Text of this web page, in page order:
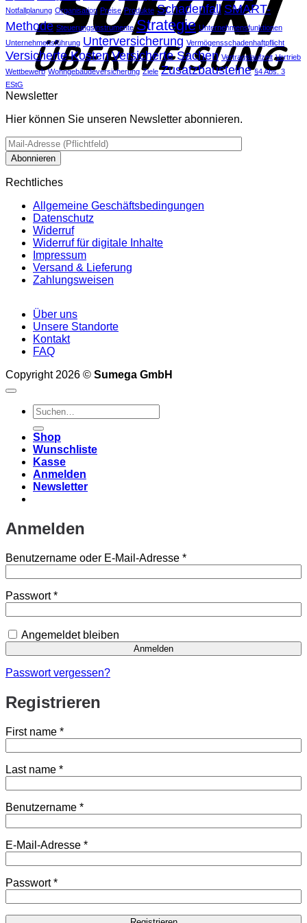
Notfallplanung Organisation Preise Produkte Schadenfall SMART-
Methode Steuerungsinstrumente Strategie Unternehmensfunktionen
Unternehmensführung Unterversicherung Vermögensschadenhaftpflicht
Versicherte Kosten Versicherte Sachen Vertragslaufzeit Vertrieb
Wettbewerb Wohngebäudeversicherung Ziele Zusatzbausteine §4 Abs. 3
EStG
Newsletter
Hier können Sie unseren Newsletter abonnieren.
Rechtliches
Allgemeine Geschäftsbedingungen
Datenschutz
Widerruf
Widerruf für digitale Inhalte
Impressum
Versand & Lieferung
Zahlungsweisen
Über uns
Unsere Standorte
Kontakt
FAQ
Copyright 2026 © Sumega GmbH
Suchen
nach:
Shop
Wunschliste
Kasse
Anmelden
Newsletter
Anmelden
Benutzername oder E-Mail-Adresse *Erforderlich
Passwort*Erforderlich
Angemeldet bleiben
Anmelden
Passwort vergessen?
Registrieren
First name *
Last name *
Benutzername *Erforderlich
E-Mail-Adresse *Erforderlich
Passwort*Erforderlich